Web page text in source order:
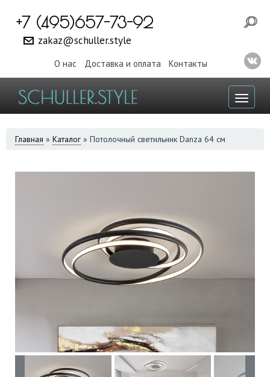
+7 (495)657-73-92
zakaz@schuller.style
О нас Доставка и оплата Контакты
ВЫ
Главная » Каталог » Потолочный светильник Danza 64 см